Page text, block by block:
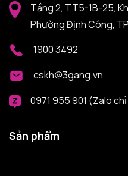
Tầng 2, TT5-1B-25,
Phường Định Công, TP
1900 3492
cskh@3gang.vn
0971 955 901 (Zalo
Sản phẩm